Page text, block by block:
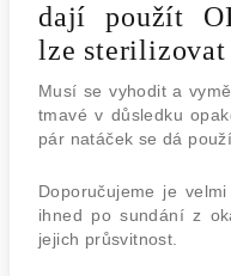
dají použít
lze
Musí se vyhodit a
tmavé v důsledku
pár natáček se dá
Doporučujeme je
ihned po sundání z
jejich průsvitnost.